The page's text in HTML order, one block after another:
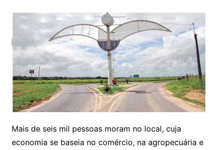
Mais de seis mil pessoas moram no local, cuja
economia se baseia no comércio, na agropecuária e